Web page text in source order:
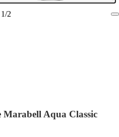
1/2
Marabell Aqua Classic